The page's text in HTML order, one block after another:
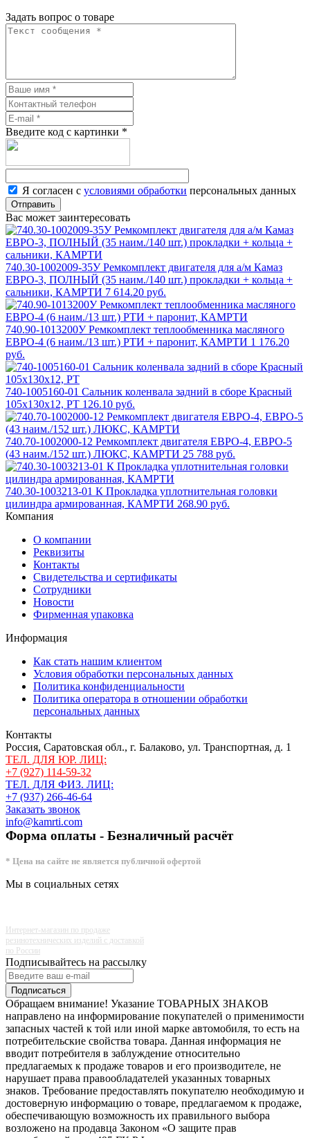
Задать вопрос о товаре
Введите код с картинки *
Я согласен с условиями обработки персональных данных
Отправить
Вас может заинтересовать
740.30-1002009-35У Ремкомплект двигателя для а/м Камаз
ЕВРО-3, ПОЛНЫЙ (35 наим./140 шт.) прокладки + кольца +
сальники, КАМРТИ 7 614.20 руб.
740.90-1013200У Ремкомплект теплообменника масляного
ЕВРО-4 (6 наим./13 шт.) РТИ + паронит, КАМРТИ 1 176.20
руб.
740-1005160-01 Сальник коленвала задний в сборе Красный
105х130х12, РТ 126.10 руб.
740.70-1002000-12 Ремкомплект двигателя ЕВРО-4, ЕВРО-5
(43 наим./152 шт.) ЛЮКС, КАМРТИ 25 788 руб.
740.30-1003213-01 К Прокладка уплотнительная головки
цилиндра армированная, КАМРТИ 268.90 руб.
Компания
О компании
Реквизиты
Контакты
Свидетельства и сертификаты
Сотрудники
Новости
Фирменная упаковка
Информация
Как стать нашим клиентом
Условия обработки персональных данных
Политика конфиденциальности
Политика оператора в отношении обработки
персональных данных
Контакты
Россия, Саратовская обл., г. Балаково, ул. Транспортная, д. 1
ТЕЛ. ДЛЯ ЮР. ЛИЦ:
+7 (927) 114-59-32
ТЕЛ. ДЛЯ ФИЗ. ЛИЦ:
+7 (937) 266-46-64
Заказать звонок
info@kamrti.com
Форма оплаты - Безналичный расчёт
* Цена на сайте не является публичной офертой
Мы в социальных сетях
Интернет-магазин по продаже
резинотехнических изделий с доставкой
по России
Подписывайтесь на рассылку
Подписаться
Обращаем внимание! Указание ТОВАРНЫХ ЗНАКОВ
направлено на информирование покупателей о применимости
запасных частей к той или иной марке автомобиля, то есть на
потребительские свойства товара. Данная информация не
вводит потребителя в заблуждение относительно
предлагаемых к продаже товаров и его производителе, не
нарушает права правообладателей указанных товарных
знаков. Требование предоставлять покупателю необходимую и
достоверную информацию о товаре, предлагаемом к продаже,
обеспечивающую возможность их правильного выбора
возложено на продавца Законом «О защите прав